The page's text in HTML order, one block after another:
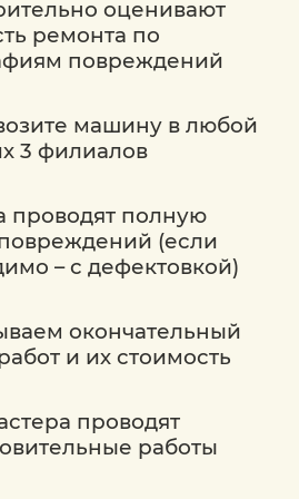
изготовителя.
рекомендует
технологии и
ремонта
действий
быть поврежденными в
манипуляций;
возможных
оценивают
ремонта по
повреждений
машину в любой
3 филиалов
проводят полную
(если
– с дефектовкой)
окончательный
и их стоимость
проводят
работы